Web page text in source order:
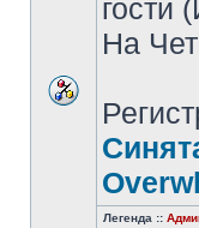
гости
На
Легенда ::